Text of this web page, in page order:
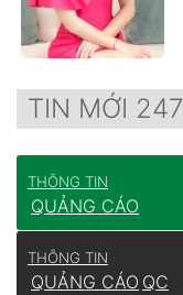
TIN MỚI 247
THÔNG TIN
QUẢNG CÁO
THÔNG TIN
QUẢNG CÁO QC